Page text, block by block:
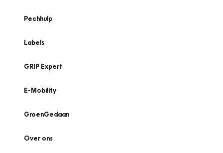
Pechhulp
Labels
GRIP Expert
E-Mobility
GroenGedaan
Over ons